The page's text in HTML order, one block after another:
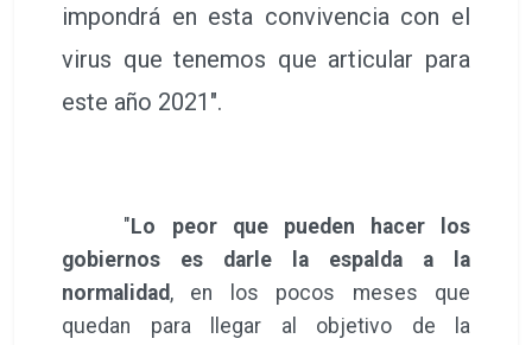
impondrá en esta convivencia con el
virus que tenemos que articular para
este año 2021".
"Lo peor que pueden hacer los
gobiernos es darle la espalda a la
normalidad , en los pocos meses que
quedan para llegar al objetivo de la